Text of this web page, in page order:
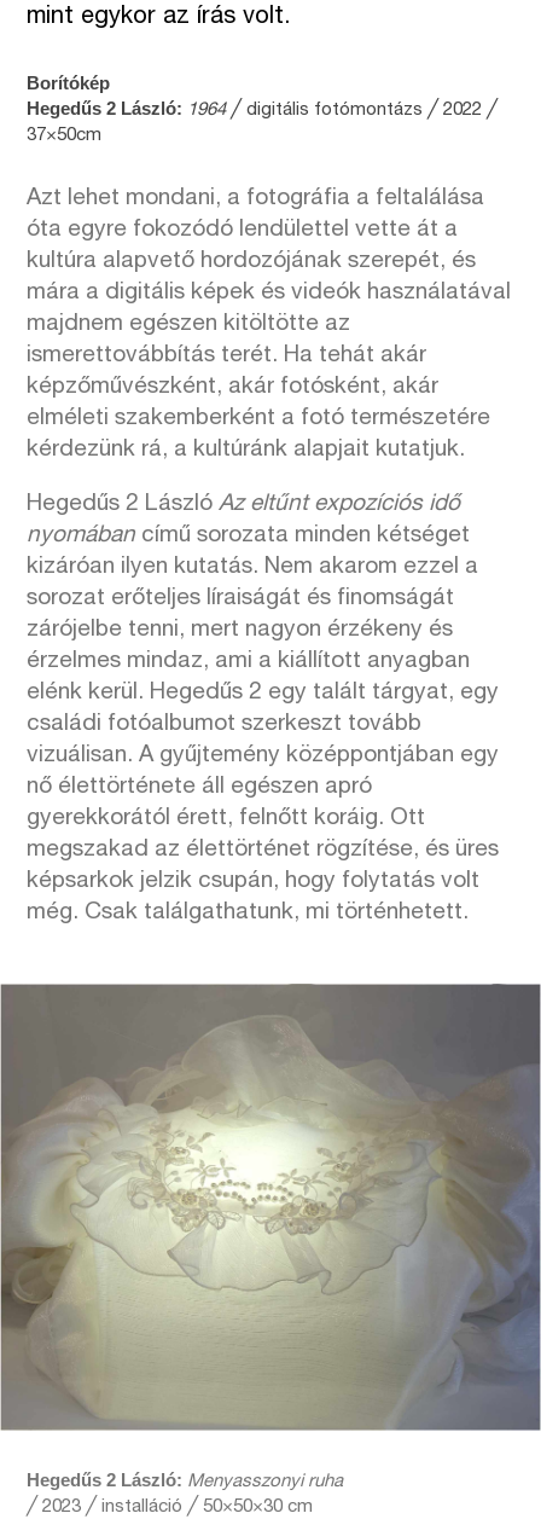
mint egykor az írás volt.
Borítókép
Hegedűs 2 László: 1964╱ digitális fotómontázs ╱ 2022 ╱
37×50cm
Azt lehet mondani, a fotográfia a feltalálása
óta egyre fokozódó lendülettel vette át a
kultúra alapvető hordozójának szerepét, és
mára a digitális képek és videók használatával
majdnem egészen kitöltötte az
ismerettovábbítás terét. Ha tehát akár
képzőművészként, akár fotósként, akár
elméleti szakemberként a fotó természetére
kérdezünk rá, a kultúránk alapjait kutatjuk.
Hegedűs 2 LászlóAz eltűnt expozíciós idő
nyomában című sorozata minden kétséget
kizáróan ilyen kutatás. Nem akarom ezzel a
sorozat erőteljes líraiságát és finomságát
zárójelbe tenni, mert nagyon érzékeny és
érzelmes mindaz, ami a kiállított anyagban
elénk kerül. Hegedűs 2 egy talált tárgyat, egy
családi fotóalbumot szerkeszt tovább
vizuálisan. A gyűjtemény középpontjában egy
nő élettörténete áll egészen apró
gyerekkorától érett, felnőtt koráig. Ott
megszakad az élettörténet rögzítése, és üres
képsarkok jelzik csupán, hogy folytatás volt
még. Csak találgathatunk, mi történhetett.
Hegedűs 2 László: Menyasszonyi ruha
╱ 2023 ╱ installáció ╱ 50×50×30 cm